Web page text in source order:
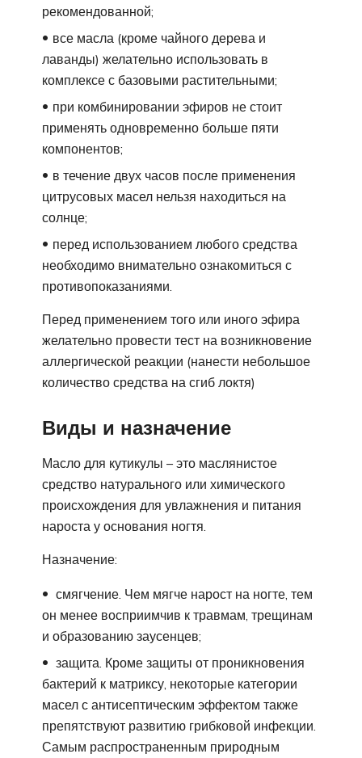
рекомендованной;
все масла (кроме чайного дерева и
лаванды) желательно использовать в
комплексе с базовыми растительными;
при комбинировании эфиров не стоит
применять одновременно больше пяти
компонентов;
в течение двух часов после применения
цитрусовых масел нельзя находиться на
солнце;
перед использованием любого средства
необходимо внимательно ознакомиться с
противопоказаниями.
Перед применением того или иного эфира
желательно провести тест на возникновение
аллергической реакции (нанести небольшое
количество средства на сгиб локтя)
Виды и назначение
Масло для кутикулы – это маслянистое
средство натурального или химического
происхождения для увлажнения и питания
нароста у основания ногтя.
Назначение:
смягчение. Чем мягче нарост на ногте, тем
он менее восприимчив к травмам, трещинам
и образованию заусенцев;
защита. Кроме защиты от проникновения
бактерий к матриксу, некоторые категории
масел с антисептическим эффектом также
препятствуют развитию грибковой инфекции.
Самым распространенным природным